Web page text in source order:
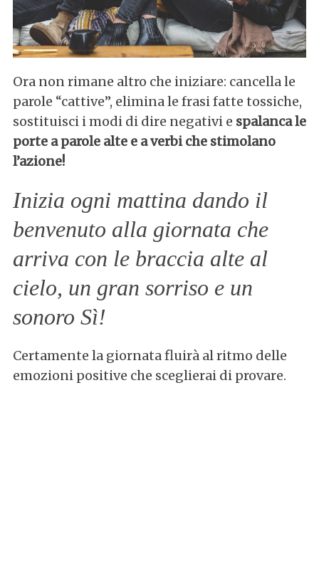
Ora non rimane altro che iniziare: cancella le
parole “cattive”, elimina le frasi fatte tossiche,
sostituisci i modi di dire negativi e spalanca le
porte a parole alte e a verbi che stimolano
l’azione!
Inizia ogni mattina dando il
benvenuto alla giornata che
arriva con le braccia alte al
cielo, un gran sorriso e un
sonoro Sì!
Certamente la giornata fluirà al ritmo delle
emozioni positive che sceglierai di provare.